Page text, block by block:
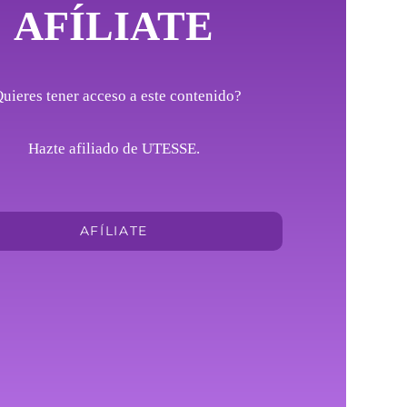
AFÍLIATE
tener acceso a este contenido?
Hazte afiliado de UTESSE.
AFÍLIATE